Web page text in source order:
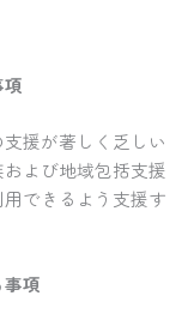
援が著しく乏しい
よび地域包括支援
できるよう支援す
項